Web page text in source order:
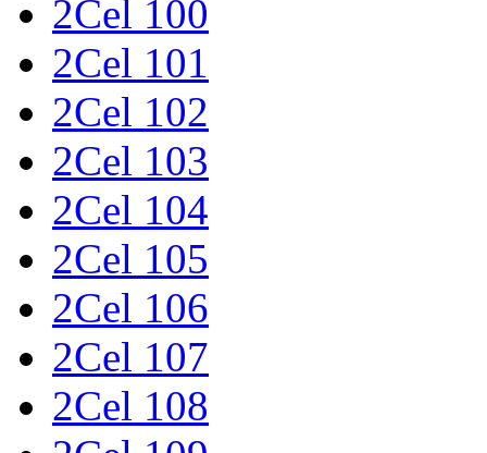
2Cel 100
2Cel 101
2Cel 102
2Cel 103
2Cel 104
2Cel 105
2Cel 106
2Cel 107
2Cel 108